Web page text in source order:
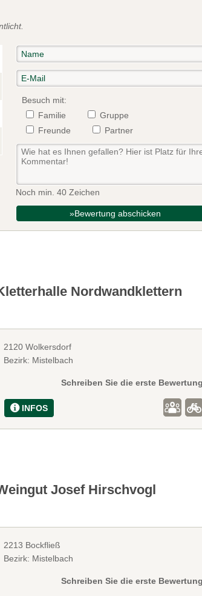
Besuch mit:
Familie
Gruppe
Freunde
Partner
Noch min. 40 Zeichen
»Bewertung abschicken
Nordwandklettern
2120 Wolkersdorf
Bezirk: Mistelbach
Schreiben Sie die erste Bewertung
INFOS
Josef Hirschvogl
2213 Bockfließ
Bezirk: Mistelbach
Schreiben Sie die erste Bewertung